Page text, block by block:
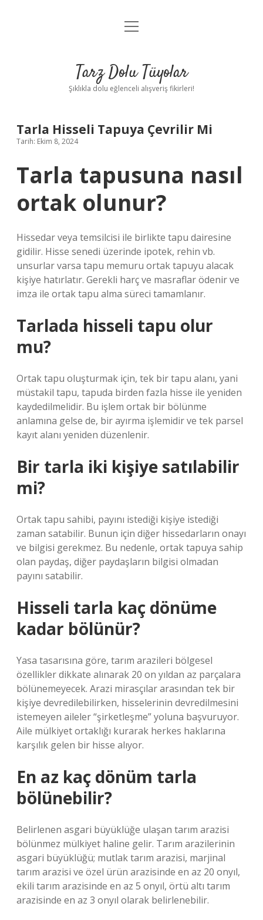
Anasayfa
Yasal Uyarı
menüyü
Tarz Dolu Tüyolar
Şıklıkla dolu eğlenceli alışveriş fikirleri!
Tarla Hisseli Tapuya Çevrilir Mi
Tarih: Ekim 8, 2024
Tarla tapusuna nasıl
ortak olunur?
Hissedar veya temsilcisi ile birlikte tapu dairesine
gidilir. Hisse senedi üzerinde ipotek, rehin vb.
unsurlar varsa tapu memuru ortak tapuyu alacak
kişiye hatırlatır. Gerekli harç ve masraflar ödenir ve
imza ile ortak tapu alma süreci tamamlanır.
Tarlada hisseli tapu olur
mu?
Ortak tapu oluşturmak için, tek bir tapu alanı, yani
müstakil tapu, tapuda birden fazla hisse ile yeniden
kaydedilmelidir. Bu işlem ortak bir bölünme
anlamına gelse de, bir ayırma işlemidir ve tek parsel
kayıt alanı yeniden düzenlenir.
Bir tarla iki kişiye satılabilir
mi?
Ortak tapu sahibi, payını istediği kişiye istediği
zaman satabilir. Bunun için diğer hissedarların onayı
ve bilgisi gerekmez. Bu nedenle, ortak tapuya sahip
olan paydaş, diğer paydaşların bilgisi olmadan
payını satabilir.
Hisseli tarla kaç dönüme
kadar bölünür?
Yasa tasarısına göre, tarım arazileri bölgesel
özellikler dikkate alınarak 20 on yıldan az parçalara
bölünemeyecek. Arazi mirasçılar arasından tek bir
kişiye devredilebilirken, hisselerinin devredilmesini
istemeyen aileler “şirketleşme” yoluna başvuruyor.
Aile mülkiyet ortaklığı kurarak herkes haklarına
karşılık gelen bir hisse alıyor.
En az kaç dönüm tarla
bölünebilir?
Belirlenen asgari büyüklüğe ulaşan tarım arazisi
bölünmez mülkiyet haline gelir. Tarım arazilerinin
asgari büyüklüğü; mutlak tarım arazisi, marjinal
tarım arazisi ve özel ürün arazisinde en az 20 onyıl,
ekili tarım arazisinde en az 5 onyıl, örtü altı tarım
arazisinde en az 3 onyıl olarak belirlenebilir.